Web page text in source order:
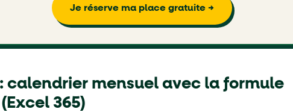
Je réserve ma place gratuite →
calendrier mensuel avec la formule
(Excel 365)